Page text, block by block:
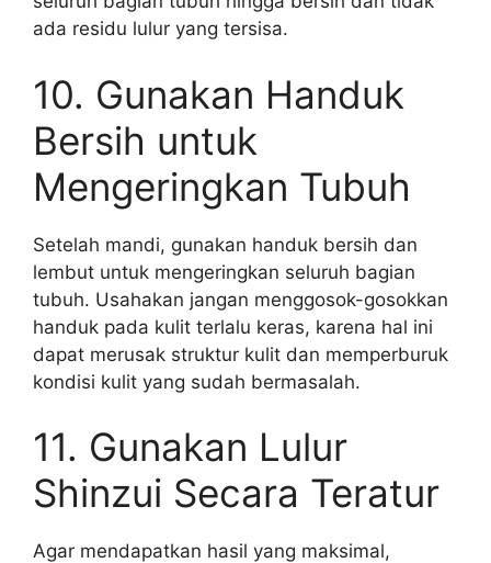
ada residu lulur yang tersisa.
10. Gunakan Handuk
Bersih untuk
Mengeringkan Tubuh
Setelah mandi, gunakan handuk bersih dan
lembut untuk mengeringkan seluruh bagian
tubuh. Usahakan jangan menggosok-gosokkan
handuk pada kulit terlalu keras, karena hal ini
dapat merusak struktur kulit dan memperburuk
kondisi kulit yang sudah bermasalah.
11. Gunakan Lulur
Shinzui Secara Teratur
Agar mendapatkan hasil yang maksimal,